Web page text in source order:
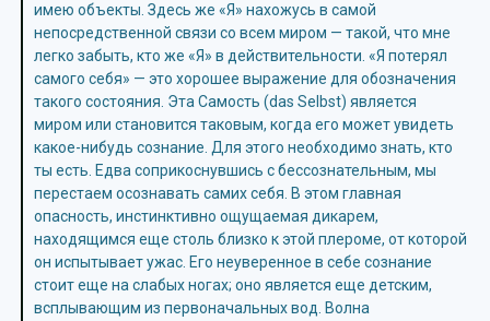
имею объекты. Здесь же «Я» нахожусь в самой
непосредственной связи со всем миром — такой, что мне
легко забыть, кто же «Я» в действительности. «Я потерял
самого себя» — это хорошее выражение для обозначения
такого состояния. Эта Самость (das Selbst) является
миром или становится таковым, когда его может увидеть
какое-нибудь сознание. Для этого необходимо знать, кто
ты есть. Едва соприкоснувшись с бессознательным, мы
перестаем осознавать самих себя. В этом главная
опасность, инстинктивно ощущаемая дикарем,
находящимся еще столь близко к этой плероме, от которой
он испытывает ужас. Его неуверенное в себе сознание
стоит еще на слабых ногах; оно является еще детским,
всплывающим из первоначальных вод. Волна